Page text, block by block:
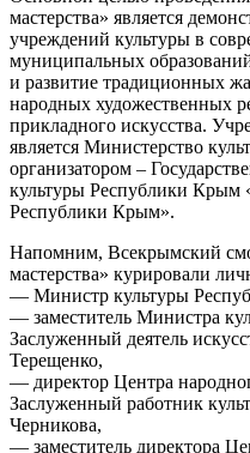
мастерства» является
учреждений культуры в
муниципальных
и развитие традиционных
народных художественных
прикладного искусства.
является Министерство
организатором –
культуры Республики Крым
Республики Крым».
Напомним, Всекрымский
мастерства» курировали
— Министр культуры
— заместитель Министра
Заслуженный деятель
Терещенко,
— директор Центра
Заслуженный работник
Черникова,
— заместитель директора